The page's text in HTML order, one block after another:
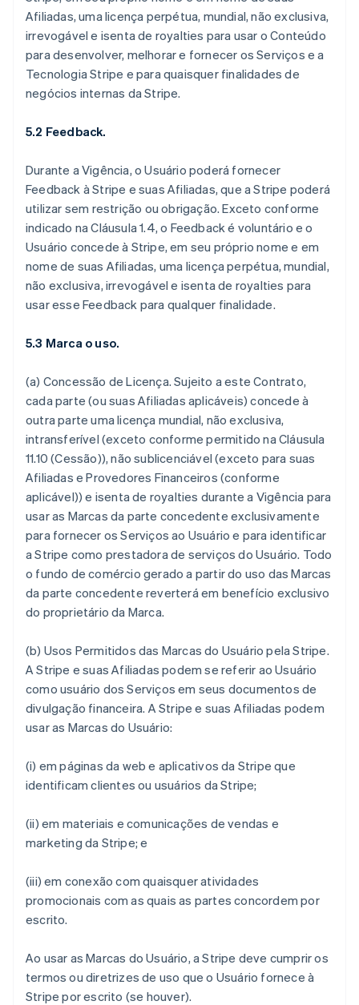
Afiliadas, uma licença perpétua, mundial, não exclusiva,
irrevogável e isenta de royalties para usar o Conteúdo
para desenvolver, melhorar e fornecer os Serviços e a
Tecnologia Stripe e para quaisquer finalidades de
negócios internas da Stripe.
5.2 Feedback.
Durante a Vigência, o Usuário poderá fornecer
Feedback à Stripe e suas Afiliadas, que a Stripe poderá
utilizar sem restrição ou obrigação. Exceto conforme
indicado na Cláusula 1.4, o Feedback é voluntário e o
Usuário concede à Stripe, em seu próprio nome e em
nome de suas Afiliadas, uma licença perpétua, mundial,
não exclusiva, irrevogável e isenta de royalties para
usar esse Feedback para qualquer finalidade.
5.3 Marca o uso.
(a) Concessão de Licença. Sujeito a este Contrato,
cada parte (ou suas Afiliadas aplicáveis) concede à
outra parte uma licença mundial, não exclusiva,
intransferível (exceto conforme permitido na Cláusula
11.10 (Cessão)), não sublicenciável (exceto para suas
Afiliadas e Provedores Financeiros (conforme
aplicável)) e isenta de royalties durante a Vigência para
usar as Marcas da parte concedente exclusivamente
para fornecer os Serviços ao Usuário e para identificar
a Stripe como prestadora de serviços do Usuário. Todo
o fundo de comércio gerado a partir do uso das Marcas
da parte concedente reverterá em benefício exclusivo
do proprietário da Marca.
(b) Usos Permitidos das Marcas do Usuário pela Stripe.
A Stripe e suas Afiliadas podem se referir ao Usuário
como usuário dos Serviços em seus documentos de
divulgação financeira. A Stripe e suas Afiliadas podem
usar as Marcas do Usuário:
(i) em páginas da web e aplicativos da Stripe que
identificam clientes ou usuários da Stripe;
(ii) em materiais e comunicações de vendas e
marketing da Stripe; e
(iii) em conexão com quaisquer atividades
promocionais com as quais as partes concordem por
escrito.
Ao usar as Marcas do Usuário, a Stripe deve cumprir os
termos ou diretrizes de uso que o Usuário fornece à
Stripe por escrito (se houver).